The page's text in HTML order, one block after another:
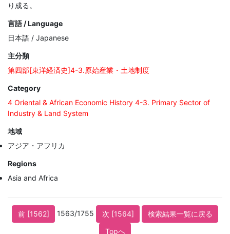
り成る。
言語 / Language
日本語 / Japanese
主分類
第四部[東洋経済史]4-3.原始産業・土地制度
Category
4 Oriental & African Economic History 4-3. Primary Sector of
Industry & Land System
地域
アジア・アフリカ
Regions
Asia and Africa
前 [1562] 1563/1755 次 [1564]
検索結果一覧に戻る
Topへ